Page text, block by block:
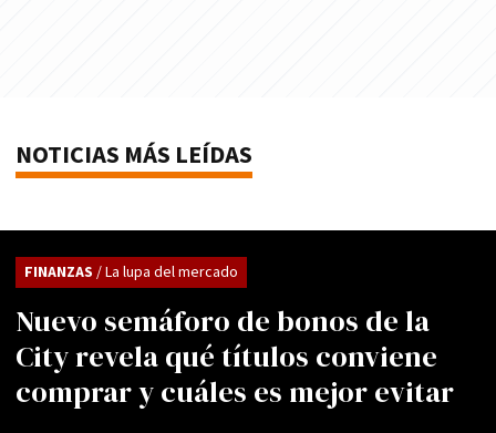
NOTICIAS MÁS LEÍDAS
Nuevo semáforo de bonos de la
City revela qué títulos conviene
comprar y cuáles es mejor evitar
FINANZAS / La lupa del mercado